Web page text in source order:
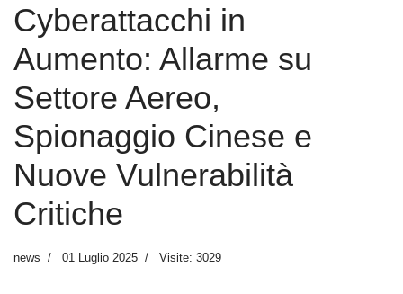
Cyberattacchi in
Aumento: Allarme su
Settore Aereo,
Spionaggio Cinese e
Nuove Vulnerabilità
Critiche
news 01 Luglio 2025 Visite: 3029